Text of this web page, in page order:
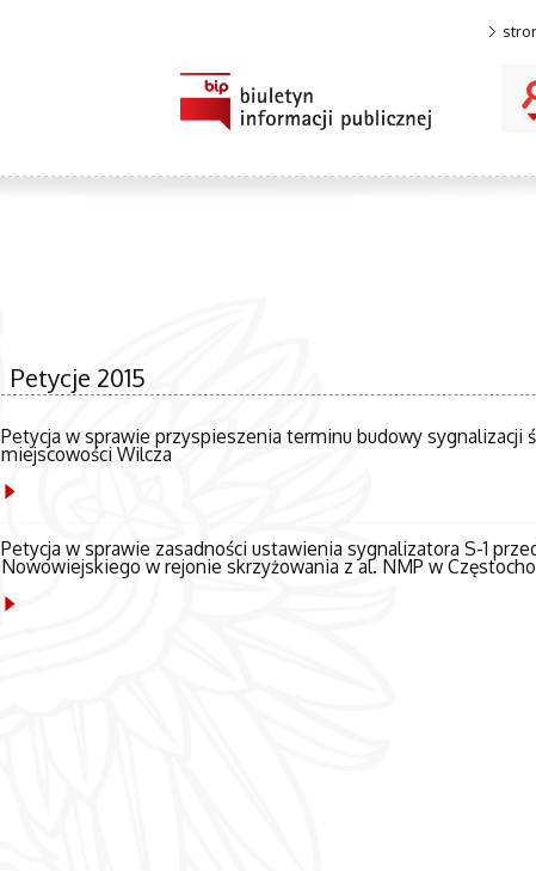
Petycje 2015
Petycja w sprawie przyspieszenia terminu budowy sygnalizacji
miejscowości Wilcza
Petycja w sprawie zasadności ustawienia sygnalizatora S-1
Nowowiejskiego w rejonie skrzyżowania z al. NMP w